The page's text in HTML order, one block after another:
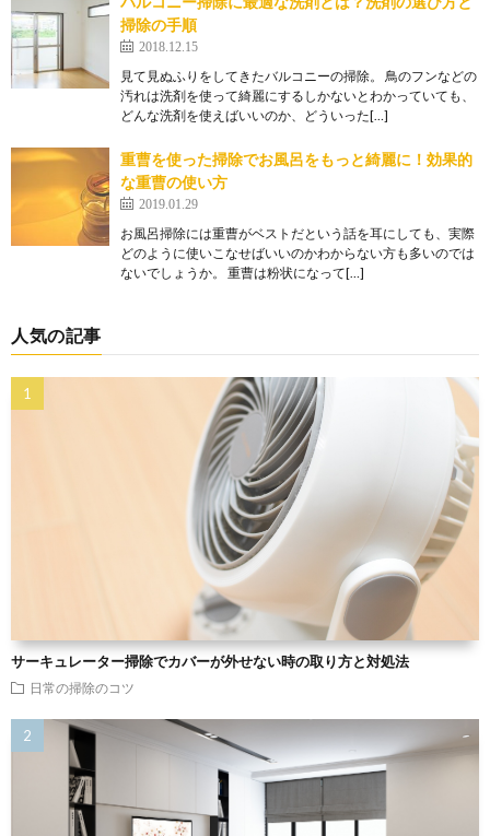
掃除の手順
2018.12.15
見て見ぬふりをしてきたバルコニーの掃除。 鳥のフンなどの
汚れは洗剤を使って綺麗にするしかないとわかっていても、
どんな洗剤を使えばいいのか、どういった[…]
重曹を使った掃除でお風呂をもっと綺麗に！効果的
な重曹の使い方
2019.01.29
お風呂掃除には重曹がベストだという話を耳にしても、実際
どのように使いこなせばいいのかわからない方も多いのでは
ないでしょうか。 重曹は粉状になって[…]
人気の記事
サーキュレーター掃除でカバーが外せない時の取り方と対処法
日常の掃除のコツ